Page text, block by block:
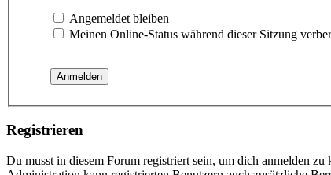
Angemeldet bleiben
Meinen Online-Status während dieser Sitzung
Registrieren
Du musst in diesem Forum registriert sein, um dich anmelden